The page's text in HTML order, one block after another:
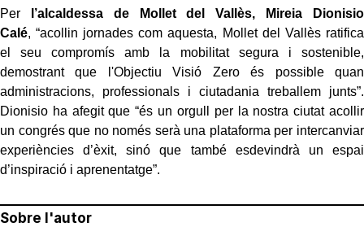
Per
l’alcaldessa de Mollet del Vallès, Mireia Dionisio
Calé, “acollin jornades com aquesta, Mollet del Vallès ratifica
el seu compromís amb la mobilitat segura i sostenible,
demostrant que l'Objectiu Visió Zero és possible quan
administracions, professionals i ciutadania treballem junts”.
Dionisio ha afegit que “és un orgull per la nostra ciutat acollir
un congrés que no només serà una plataforma per intercanviar
experiències d’èxit, sinó que també esdevindrà un espai
d’inspiració i aprenentatge”.
Sobre l'autor